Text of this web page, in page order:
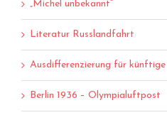
„Michel unbekannt“
Literatur Russlandfahrt
Ausdifferenzierung für
Berlin 1936 – Olympialuftpost